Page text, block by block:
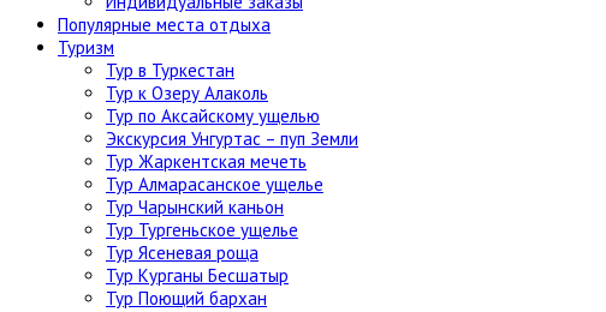
Популярные места отдыха
Туризм
Тур в Туркестан
Тур к Озеру Алаколь
Тур по Аксайскому ущелью
Экскурсия Унгуртас – пуп Земли
Тур Жаркентская мечеть
Тур Алмарасанское ущелье
Тур Чарынский каньон
Тур Тургеньское ущелье
Тур Ясеневая роща
Тур Курганы Бесшатыр
Тур Поющий бархан